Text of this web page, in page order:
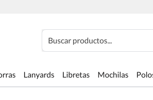
Buscar productos...
Lanyards Libretas Mochilas